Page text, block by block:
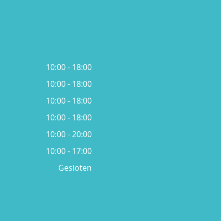
10:00 - 18:00
10:00 - 18:00
10:00 - 18:00
10:00 - 18:00
10:00 - 20:00
10:00 - 17:00
Gesloten